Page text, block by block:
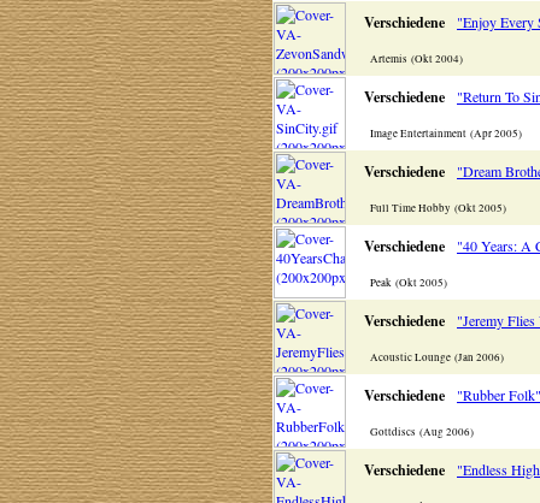
Verschiedene "Enjoy Every
Artemis (Okt 2004)
Verschiedene "Return To
Image Entertainment (Apr 2005)
Verschiedene "Dream
Full Time Hobby (Okt 2005)
Verschiedene "40 Years: A
Peak (Okt 2005)
Verschiedene "Jeremy
Acoustic Lounge (Jan 2006)
Verschiedene "Rubber Folk"
Gottdiscs (Aug 2006)
Verschiedene "Endless